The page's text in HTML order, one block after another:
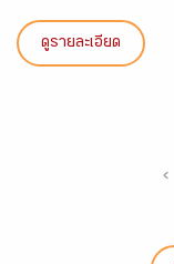
ดูรายละเอียด
‹